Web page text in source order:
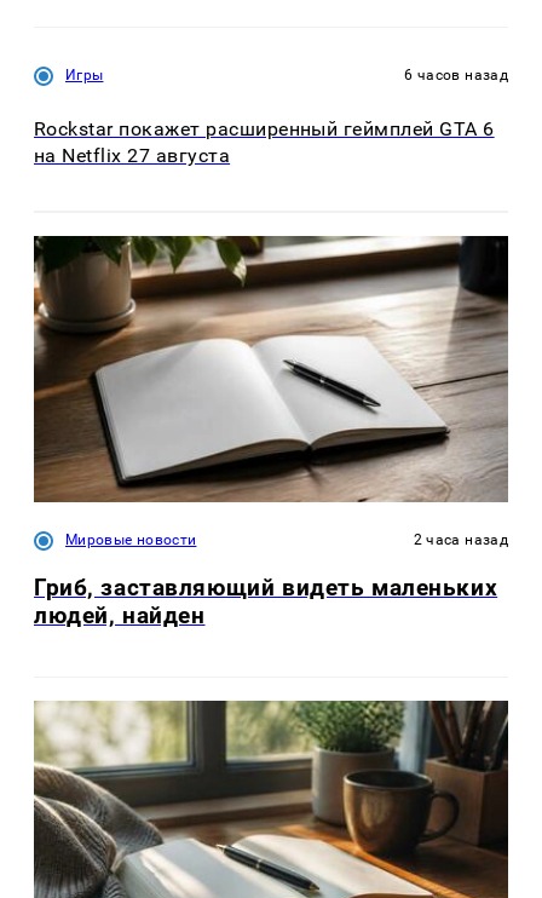
Игры 6 часов назад
Rockstar покажет расширенный геймплей GTA 6
на Netflix 27 августа
Мировые новости 2 часа назад
Гриб, заставляющий видеть маленьких
людей, найден